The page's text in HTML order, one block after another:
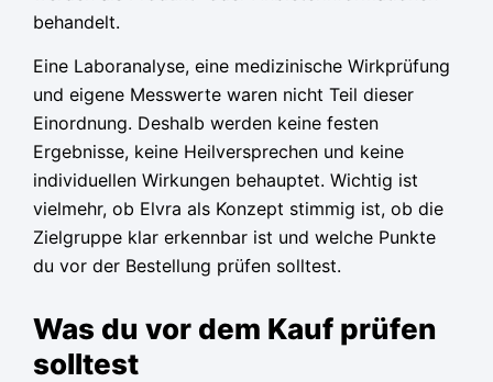
behandelt.
Eine Laboranalyse, eine medizinische Wirkprüfung
und eigene Messwerte waren nicht Teil dieser
Einordnung. Deshalb werden keine festen
Ergebnisse, keine Heilversprechen und keine
individuellen Wirkungen behauptet. Wichtig ist
vielmehr, ob Elvra als Konzept stimmig ist, ob die
Zielgruppe klar erkennbar ist und welche Punkte
du vor der Bestellung prüfen solltest.
Was du vor dem Kauf prüfen
solltest